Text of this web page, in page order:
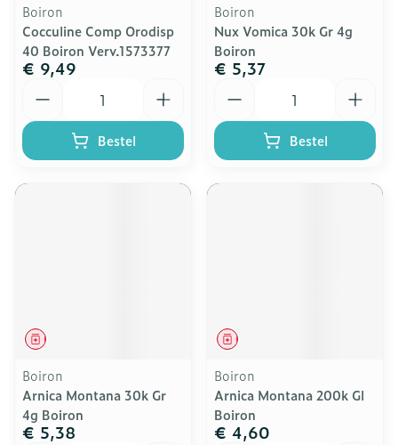
Boiron
Cocculine Comp Orodisp
40 Boiron Verv.1573377
€ 9,49
Bestel
Boiron
Nux Vomica 30k Gr 4g
Boiron
€ 5,37
Bestel
Geneesmiddel
Boiron
Arnica Montana 30k Gr
4g Boiron
€ 5,38
Geneesmiddel
Boiron
Arnica Montana 200k Gl
Boiron
€ 4,60